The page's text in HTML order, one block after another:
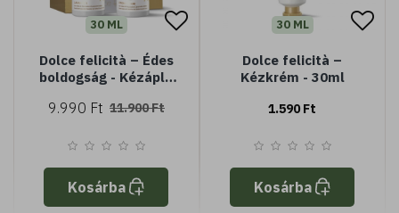
30 ML
Dolce felicità – Édes
boldogság - Kézápló
9.990 Ft 11.900 Ft
Kosárba
30 ML
Dolce felicità –
Kézkrém - 30ml
1.590 Ft
Kosárba